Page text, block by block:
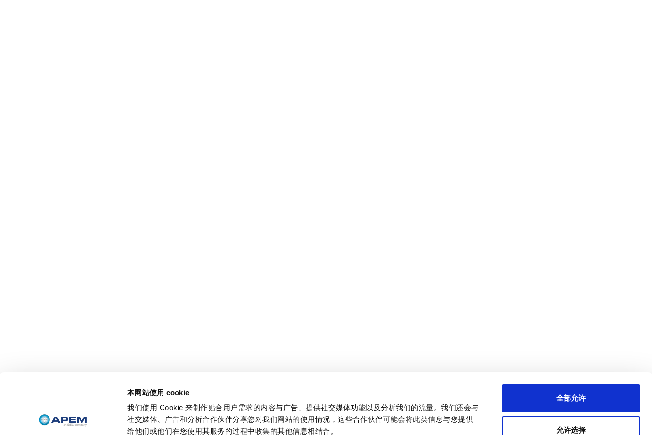
本网站使用 cookie
我们使用 Cookie 来制作贴合用户需求的内容与广告、提供社交媒体功能以及分析我们的流量。我们还会与
社交媒体、广告和分析合作伙伴分享您对我们网站的使用情况，这些合作伙伴可能会将此类信息与您提供
给他们或他们在您使用其服务的过程中收集的其他信息相结合。
全部允许
允许选择